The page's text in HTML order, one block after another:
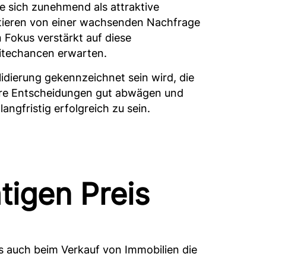
sich zunehmend als attraktive
von einer wachsenden Nachfrage
verstärkt auf diese
erwarten.
gekennzeichnet sein wird, die
Entscheidungen gut abwägen und
erfolgreich zu sein.
Preis
beim Verkauf von Immobilien die